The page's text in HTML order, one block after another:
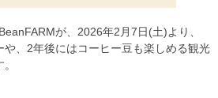
が、2026年2月7日(土)より、
、2年後にはコーヒー豆も楽しめる観光